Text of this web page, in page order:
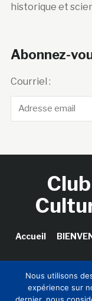
historique et
Abonnez-
Courriel :
Accueil
Nous utilisons
expérience sur